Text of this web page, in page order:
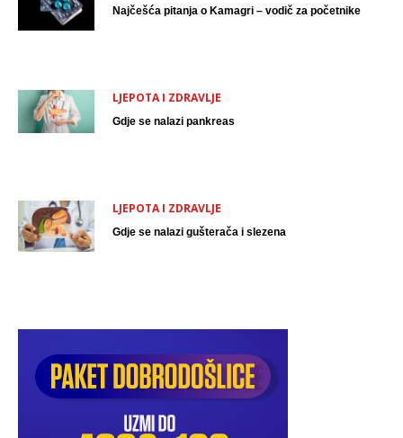
Najčešća pitanja o Kamagri – vodič za početnike
LJEPOTA I ZDRAVLJE
Gdje se nalazi pankreas
LJEPOTA I ZDRAVLJE
Gdje se nalazi gušterača i slezena